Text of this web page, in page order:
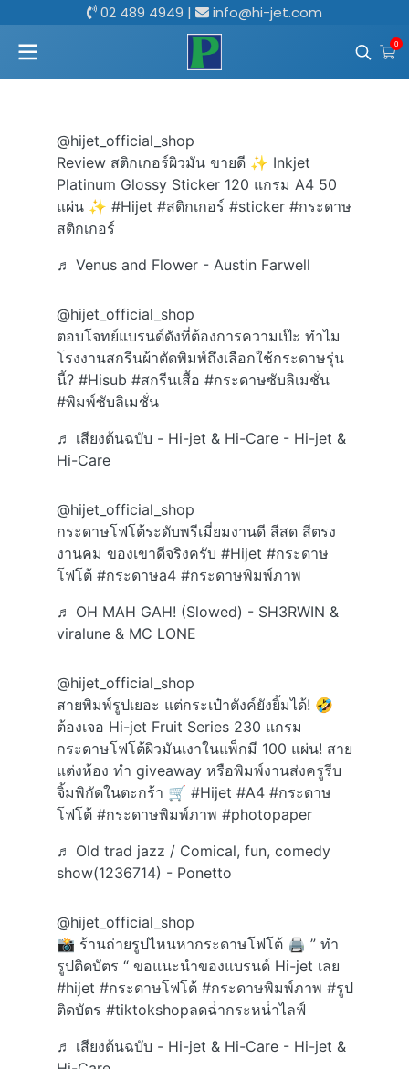
02 489 4949 | info@hi-jet.com
0
@hijet_official_shop
Review สติกเกอร์ผิวมัน ขายดี ✨️ Inkjet
Platinum Glossy Sticker 120 แกรม A4 50
แผ่น ✨️ #Hijet #สติกเกอร์ #sticker #กระดาษ
สติกเกอร์
♬ Venus and Flower - Austin Farwell
@hijet_official_shop
ตอบโจทย์แบรนด์ดังที่ต้องการความเป๊ะ ทำไม
โรงงานสกรีนผ้าตัดพิมพ์ถึงเลือกใช้กระดาษรุ่น
นี้? #Hisub #สกรีนเสื้อ #กระดาษซับลิเมชั่น
#พิมพ์ซับลิเมชั่น
♬ เสียงต้นฉบับ - Hi-jet & Hi-Care - Hi-jet &
Hi-Care
@hijet_official_shop
กระดาษโฟโต้ระดับพรีเมี่ยมงานดี สีสด สีตรง
งานคม ของเขาดีจริงครับ #Hijet #กระดาษ
โฟโต้ #กระดาษa4 #กระดาษพิมพ์ภาพ
♬ OH MAH GAH! (Slowed) - SH3RWIN &
viralune & MC LONE
@hijet_official_shop
สายพิมพ์รูปเยอะ แต่กระเป๋าตังค์ยังยิ้มได้! 🤣
ต้องเจอ Hi-jet Fruit Series 230 แกรม
กระดาษโฟโต้ผิวมันเงาในแพ็กมี 100 แผ่น! สาย
แต่งห้อง ทำ giveaway หรือพิมพ์งานส่งครูรีบ
จิ้มพิกัดในตะกร้า 🛒 #Hijet #A4 #กระดาษ
โฟโต้ #กระดาษพิมพ์ภาพ #photopaper
♬ Old trad jazz / Comical, fun, comedy
show(1236714) - Ponetto
@hijet_official_shop
📸 ร้านถ่ายรูปไหนหากระดาษโฟโต้ 🖨️ ” ทำ
รูปติดบัตร “ ขอแนะนำของแบรนด์ Hi-jet เลย
#hijet #กระดาษโฟโต้ #กระดาษพิมพ์ภาพ #รูป
ติดบัตร #tiktokshopลดฉ่ํากระหน่ําไลฟ์
♬ เสียงต้นฉบับ - Hi-jet & Hi-Care - Hi-jet &